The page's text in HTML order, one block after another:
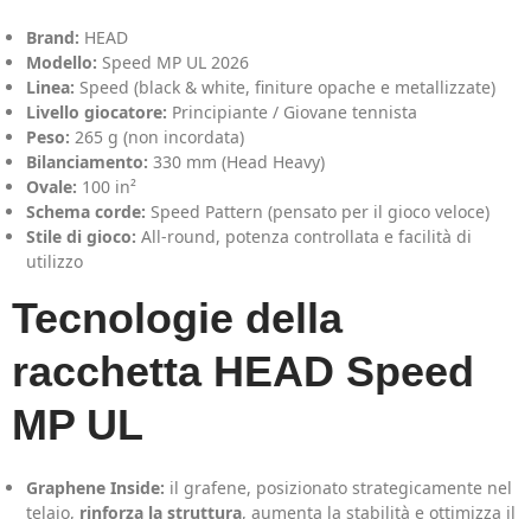
Brand: HEAD
Modello: Speed MP UL 2026
Linea: Speed (black & white, finiture opache e metallizzate)
Livello giocatore: Principiante / Giovane tennista
Peso: 265 g (non incordata)
Bilanciamento: 330 mm (Head Heavy)
Ovale: 100 in²
Schema corde: Speed Pattern (pensato per il gioco veloce)
Stile di gioco: All-round, potenza controllata e facilità di
utilizzo
Tecnologie della
racchetta HEAD Speed
MP UL
Graphene Inside: il grafene, posizionato strategicamente nel
telaio, rinforza la struttura, aumenta la stabilità e ottimizza il